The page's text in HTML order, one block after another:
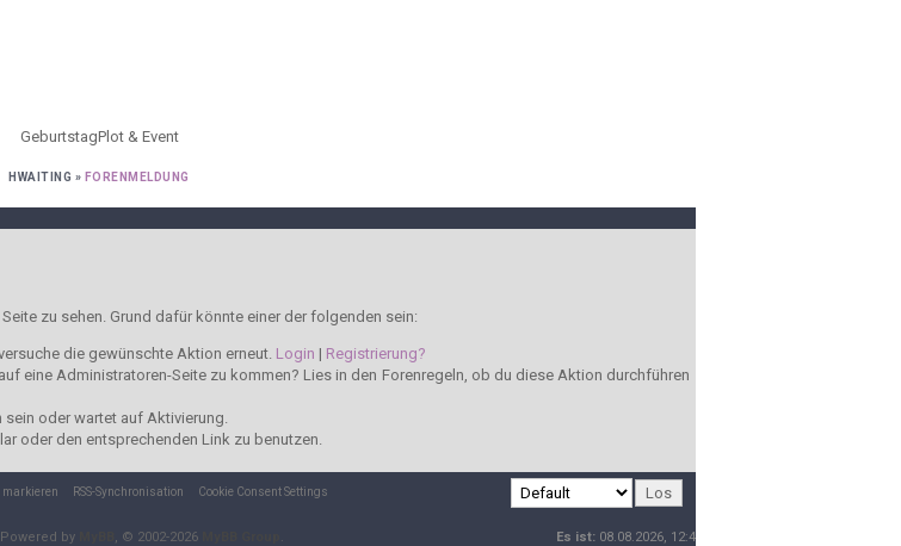
GeburtstagPlot & Event
HWAITING » FORENMELDUNG
zu sehen. Grund dafür könnte einer der folgenden sein:
die gewünschte Aktion erneut. Login | Registrierung?
eine Administratoren-Seite zu kommen? Lies in den Forenregeln, ob du diese Aktion durchführen
oder wartet auf Aktivierung.
oder den entsprechenden Link zu benutzen.
markieren RSS-Synchronisation Cookie Consent Settings
Es ist: 08.08.2026, 12:41
by , © 2002-2026 .